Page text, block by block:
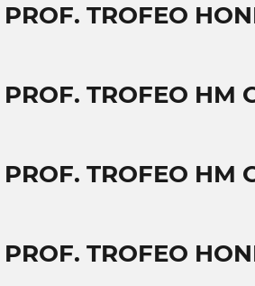
PROF. TROFEO
PROF. TROFEO HM
TROFEO HM
TROFEO